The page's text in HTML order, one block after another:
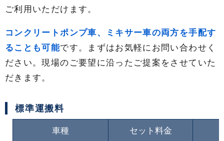
ご利用いただけます。
コンクリートポンプ車、ミキサー車の両方を手配す
ることも可能です。まずはお気軽にお問い合わせく
ださい。現場のご要望に沿ったご提案をさせていた
だきます。
標準運搬料
車種 セット料金